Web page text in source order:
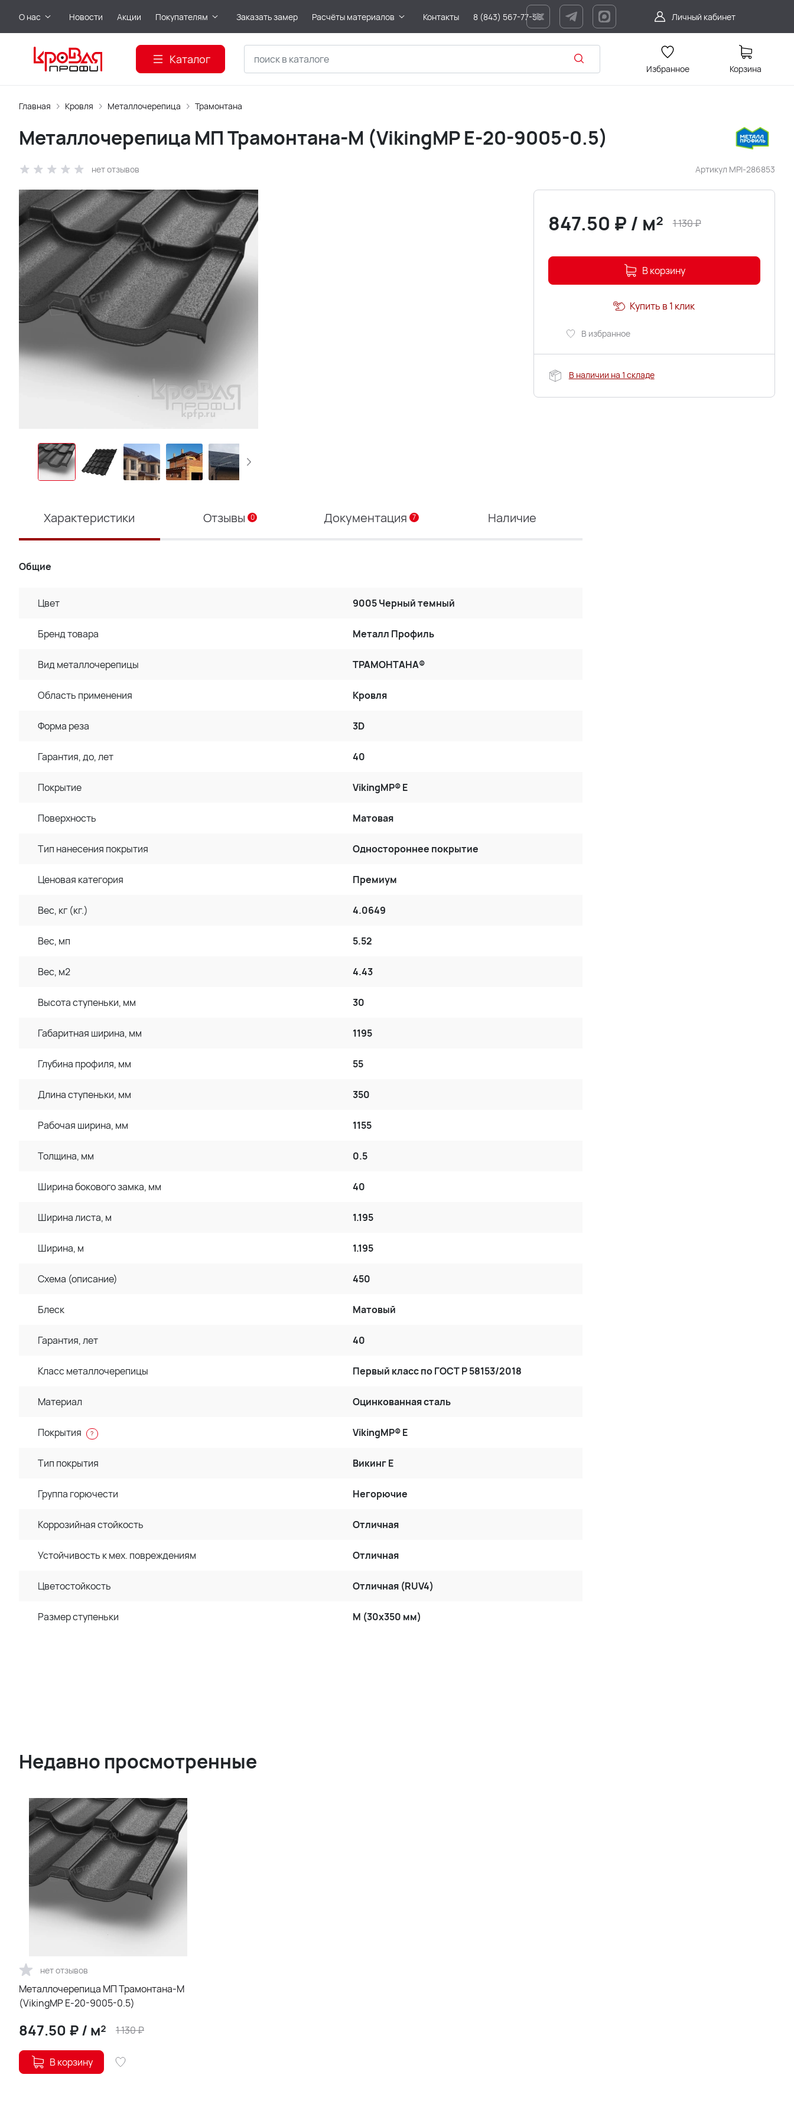
О нас Новости Акции Покупателям Заказать замер Расчёты материалов Контакты 8 (843) 567-77-56 Личный кабинет
Каталог
Избранное Корзина
Главная Кровля Металлочерепица Трамонтана
Артикул MPI-286853
Металлочерепица МП Трамонтана-M (VikingMP E-20-9005-0.5)
нет отзывов
847.50 ₽ / м² 1 130₽
В корзину
В избранное
Купить в 1 клик
В наличии на 1 складе
Характеристики Отзывы 0 Документация 7 Наличие
Общие
Цвет 9005 Черный темный
Бренд товара Металл Профиль
Вид металлочерепицы ТРАМОНТАНА®
Область применения Кровля
Форма реза 3D
Гарантия, до, лет 40
Покрытие VikingMP® E
Поверхность Матовая
Тип нанесения покрытия Одностороннее покрытие
Ценовая категория Премиум
Вес, кг (кг.) 4.0649
Вес, мп 5.52
Вес, м2 4.43
Высота ступеньки, мм 30
Габаритная ширина, мм 1195
Глубина профиля, мм 55
Длина ступеньки, мм 350
Рабочая ширина, мм 1155
Толщина, мм 0.5
Ширина бокового замка, мм 40
Ширина листа, м 1.195
Ширина, м 1.195
Схема (описание) 450
Блеск Матовый
Гарантия, лет 40
Класс металлочерепицы Первый класс по ГОСТ P 58153/2018
Материал Оцинкованная сталь
Покрытия ? VikingMP® E
Тип покрытия Викинг Е
Группа горючести Негорючие
Коррозийная стойкость Отличная
Устойчивость к мех. повреждениям Отличная
Цветостойкость Отличная (RUV4)
Размер ступеньки M (30x350 мм)
Недавно просмотренные
нет отзывов
Металлочерепица МП Трамонтана-M
(VikingMP E-20-9005-0.5)
847.50 ₽/ м² 1 130₽
В корзину